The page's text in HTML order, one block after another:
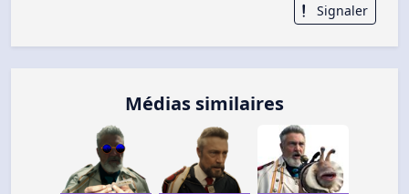
Signaler
Médias similaires